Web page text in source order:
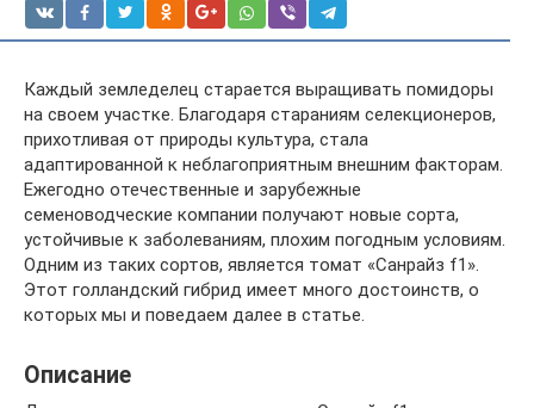
Каждый земледелец старается выращивать помидоры
на своем участке. Благодаря стараниям селекционеров,
прихотливая от природы культура, стала
адаптированной к неблагоприятным внешним факторам.
Ежегодно отечественные и зарубежные
семеноводческие компании получают новые сорта,
устойчивые к заболеваниям, плохим погодным условиям.
Одним из таких сортов, является томат «Санрайз f1».
Этот голландский гибрид имеет много достоинств, о
которых мы и поведаем далее в статье.
Описание